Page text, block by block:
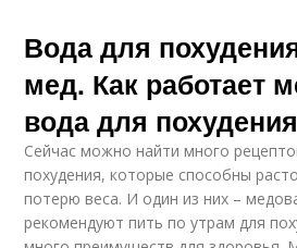
Вода для
мед. Как работает
вода для
Сейчас можно найти много
похудения, которые способны
потерю веса. И один из них –
рекомендуют пить по утрам для